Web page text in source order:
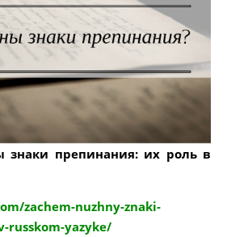
препинания: их роль в
zachem-nuzhny-znaki-
russkom-yazyke/